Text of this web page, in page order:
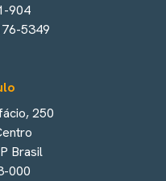
904
5349
250
Brasil
000